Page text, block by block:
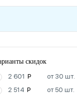
скидок
2 601 Р
от 30 шт.
2 514 Р
от 50 шт.